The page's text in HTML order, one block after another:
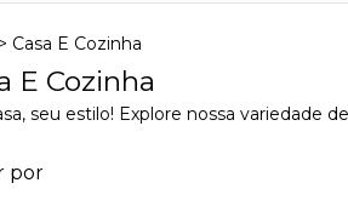
> Casa E Cozinha
E Cozinha
seu estilo! Explore nossa variedade
por